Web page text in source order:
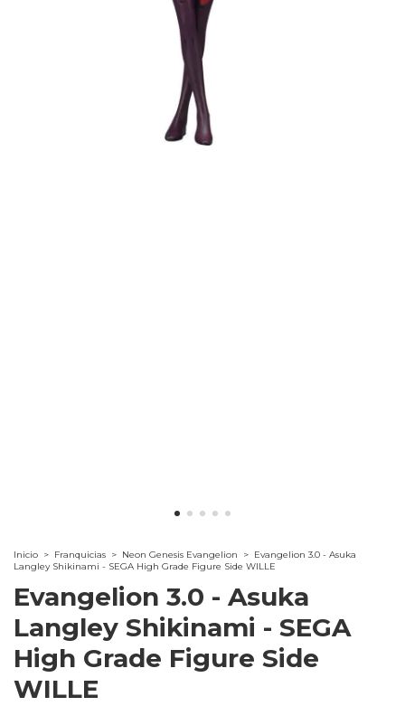
Inicio > Franquicias > Neon Genesis Evangelion > Evangelion 3.0 - Asuka
Langley Shikinami - SEGA High Grade Figure Side WILLE
Evangelion 3.0 - Asuka
Langley Shikinami - SEGA
High Grade Figure Side
WILLE